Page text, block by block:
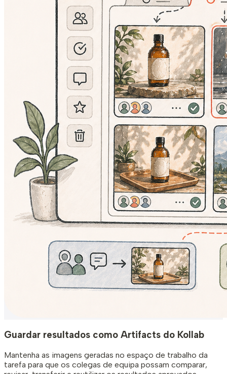
Guardar resultados como Artifacts do Kollab
Mantenha as imagens geradas no espaço de trabalho da
tarefa para que os colegas de equipa possam comparar,